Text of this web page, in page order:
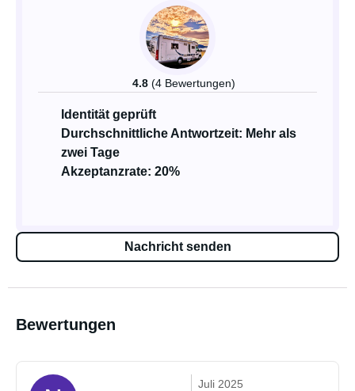
4.8 (4 Bewertungen)
Identität geprüft
Durchschnittliche Antwortzeit: Mehr als
zwei Tage
Akzeptanzrate: 20%
Nachricht senden
Bewertungen
Juli 2025